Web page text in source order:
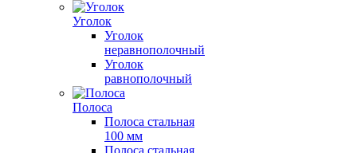
Уголок
Уголок
неравнополочный
Уголок
равнополочный
Полоса
Полоса стальная
100 мм
Полоса стальная